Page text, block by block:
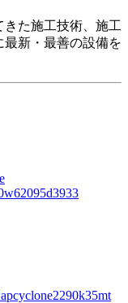
た施工技術、施工
新・最善の設備を